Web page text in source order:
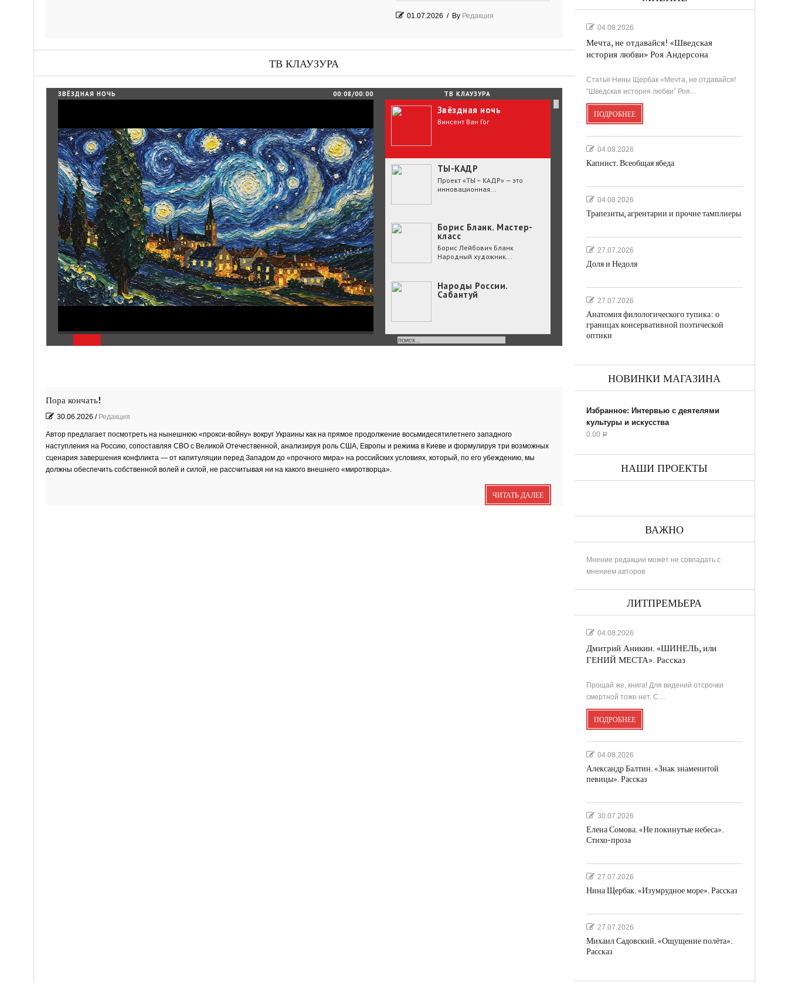
01.07.2026 / By Редакция
25.06.2026 / ByРедакция
Зелёные мемориалы памяти и славы
ТВ КЛАУЗУРА
Звёздная ночь
Винсент Ван Гог
ТЫ-КАДР
Проект «ТЫ – КАДР» — это
инновационная...
Борис Бланк. Мастер-
класс
Борис Лейбович Бланк
Народный художник...
Народы России.
Сабантуй
Народы России
В День славянской
совсем...
День славянской
24 мая славянский мир
отмечает большой праздник
ТВ КЛАУЗУРА
ЗВЁЗДНАЯ НОЧЬ 00:08/00:00
Пора кончать!
30.06.2026 / Редакция
Автор предлагает посмотреть на нынешнюю «прокси‑войну» вокруг Украины как на прямое продолжение восьмидесятилетнего западного
наступления на Россию, сопоставляя СВО с Великой Отечественной, анализируя роль США, Европы и режима в Киеве и формулируя три возможных
сценария завершения конфликта — от капитуляции перед Западом до «прочного мира» на российских условиях, который, по его убеждению, мы
должны обеспечить собственной волей и силой, не рассчитывая ни на какого внешнего «миротворца».
ЧИТАТЬ ДАЛЕЕ
04.08.2026
Мечта, не отдавайся! «Шведская
история любви» Роя Андерсона
Статья Нины Щербак «Мечта, не отдавайся!
“Шведская история любви” Роя…
ПОДРОБНЕЕ
04.08.2026
Капнист. Всеобщая ябеда
04.08.2026
Трапезиты, агрентарии и прочие тамплиеры
27.07.2026
Доля и Недоля
27.07.2026
Анатомия филологического тупика: о
границах консервативной поэтической
оптики
НОВИНКИ МАГАЗИНА
Избранное: Интервью с деятелями
культуры и искусства
0.00 Р
НАШИ ПРОЕКТЫ
ВАЖНО
Мнение редакции может не совпадать с
мнением авторов
ЛИТПРЕМЬЕРА
04.08.2026
Дмитрий Аникин. «ШИНЕЛЬ, или
ГЕНИЙ МЕСТА». Рассказ
Прощай же, книга! Для видений отсрочки
смертной тоже нет. С…
ПОДРОБНЕЕ
04.08.2026
Александр Балтин. «Знак знаменитой
певицы». Рассказ
30.07.2026
Елена Сомова. «Не покинутые небеса».
Стихо-проза
27.07.2026
Нина Щербак. «Изумрудное море». Рассказ
27.07.2026
Михаил Садовский. «Ощущение полёта».
Рассказ